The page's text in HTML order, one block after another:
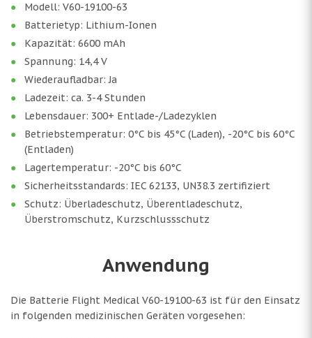
Modell: V60-19100-63
Batterietyp: Lithium-Ionen
Kapazität: 6600 mAh
Spannung: 14,4 V
Wiederaufladbar: Ja
Ladezeit: ca. 3-4 Stunden
Lebensdauer: 300+ Entlade-/Ladezyklen
Betriebstemperatur: 0°C bis 45°C (Laden), -20°C bis 60°C
(Entladen)
Lagertemperatur: -20°C bis 60°C
Sicherheitsstandards: IEC 62133, UN38.3 zertifiziert
Schutz: Überladeschutz, Überentladeschutz,
Überstromschutz, Kurzschlussschutz
Anwendung
Die Batterie Flight Medical V60-19100-63 ist für den Einsatz
in folgenden medizinischen Geräten vorgesehen: